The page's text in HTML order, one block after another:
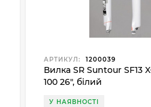
АРТИКУЛ: 1200039
Вилка SR Suntour SF13
100 26", білий
У НАЯВНОСТІ